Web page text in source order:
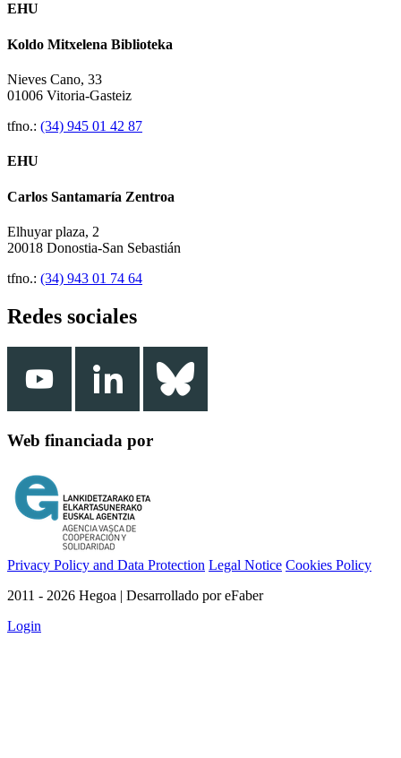
EHU
Koldo Mitxelena Biblioteka
Nieves Cano, 33
01006 Vitoria-Gasteiz
tfno.: (34) 945 01 42 87
EHU
Carlos Santamaría Zentroa
Elhuyar plaza, 2
20018 Donostia-San Sebastián
tfno.: (34) 943 01 74 64
Redes sociales
Web financiada por
Privacy Policy and Data Protection Legal Notice Cookies Policy
2011 - 2026 Hegoa | Desarrollado por eFaber
Login